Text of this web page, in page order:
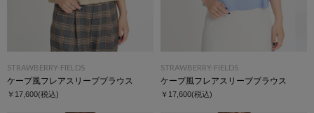
STRAWBERRY-FIELDS
ケープ風フレアスリーブブラウス
￥17,600(税込)
STRAWBERRY-FIELDS
ケープ風フレアスリーブブラウス
￥17,600(税込)